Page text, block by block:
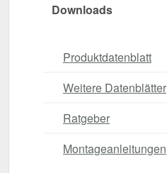
Downloads
Produktdatenblatt
Weitere Datenblätter
Ratgeber
Montageanleitungen